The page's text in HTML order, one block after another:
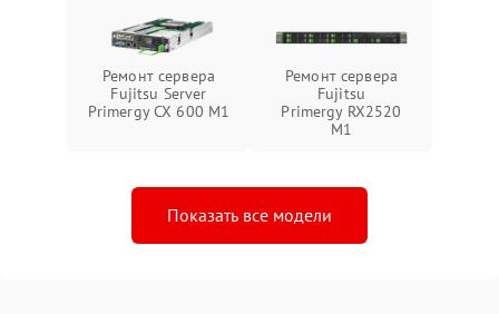
Ремонт сервера
Fujitsu Server
Primergy CX 600 M1
Ремонт сервера
Fujitsu
Primergy RX2520
M1
Показать все модели